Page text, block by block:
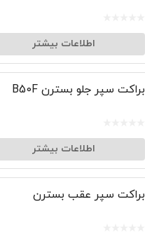
اطلاعات بیشتر
براکت سپر جلو بسترن B50F
اطلاعات بیشتر
براکت سپر عقب بسترن